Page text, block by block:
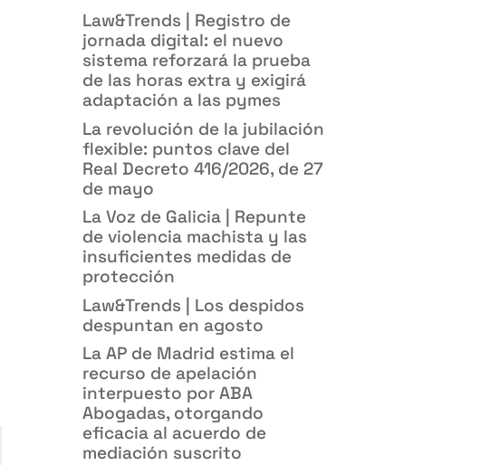
Law&Trends | Registro de
jornada digital: el nuevo
sistema reforzará la prueba
de las horas extra y exigirá
adaptación a las pymes
La revolución de la jubilación
flexible: puntos clave del
Real Decreto 416/2026, de 27
de mayo
La Voz de Galicia | Repunte
de violencia machista y las
insuficientes medidas de
protección
Law&Trends | Los despidos
despuntan en agosto
La AP de Madrid estima el
recurso de apelación
interpuesto por ABA
Abogadas, otorgando
eficacia al acuerdo de
mediación suscrito